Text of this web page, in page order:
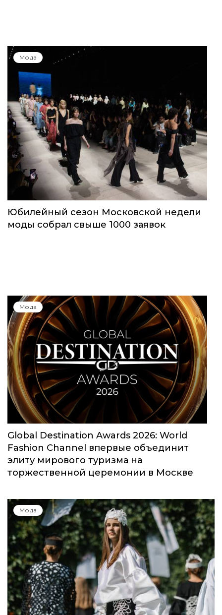
Мода
Юбилейный сезон Московской недели
моды собрал свыше 1000 заявок
Мода
Global Destination Awards 2026: World
Fashion Channel впервые объединит
элиту мирового туризма на
торжественной церемонии в Москве
Мода